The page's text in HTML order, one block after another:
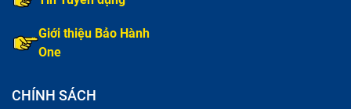
Giới thiệu Bảo Hành
One
CHÍNH SÁCH